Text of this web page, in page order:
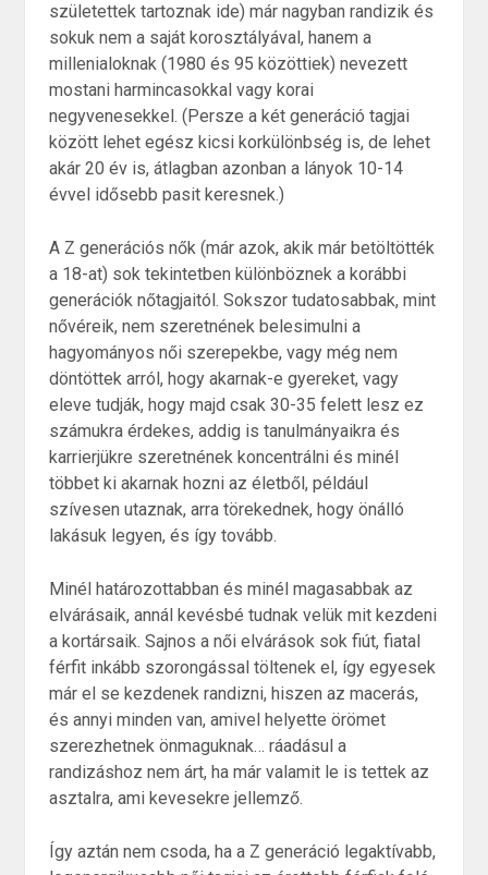
születettek tartoznak ide) már nagyban randizik és
sokuk nem a saját korosztályával, hanem a
millenialoknak (1980 és 95 közöttiek) nevezett
mostani harmincasokkal vagy korai
negyvenesekkel. (Persze a két generáció tagjai
között lehet egész kicsi korkülönbség is, de lehet
akár 20 év is, átlagban azonban a lányok 10-14
évvel idősebb pasit keresnek.)
A Z generációs nők (már azok, akik már betöltötték
a 18-at) sok tekintetben különböznek a korábbi
generációk nőtagjaitól. Sokszor tudatosabbak, mint
nővéreik, nem szeretnének belesimulni a
hagyományos női szerepekbe, vagy még nem
döntöttek arról, hogy akarnak-e gyereket, vagy
eleve tudják, hogy majd csak 30-35 felett lesz ez
számukra érdekes, addig is tanulmányaikra és
karrierjükre szeretnének koncentrálni és minél
többet ki akarnak hozni az életből, például
szívesen utaznak, arra törekednek, hogy önálló
lakásuk legyen, és így tovább.
Minél határozottabban és minél magasabbak az
elvárásaik, annál kevésbé tudnak velük mit kezdeni
a kortársaik. Sajnos a női elvárások sok fiút, fiatal
férfit inkább szorongással töltenek el, így egyesek
már el se kezdenek randizni, hiszen az macerás,
és annyi minden van, amivel helyette örömet
szerezhetnek önmaguknak… ráadásul a
randizáshoz nem árt, ha már valamit le is tettek az
asztalra, ami kevesekre jellemző.
Így aztán nem csoda, ha a Z generáció legaktívabb,